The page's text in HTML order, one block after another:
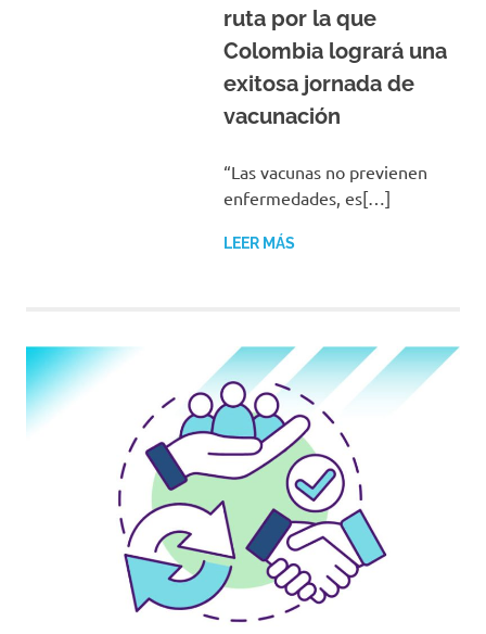
ruta por la que
Colombia logrará una
exitosa jornada de
vacunación
“Las vacunas no previenen
enfermedades, es[…]
LEER MÁS